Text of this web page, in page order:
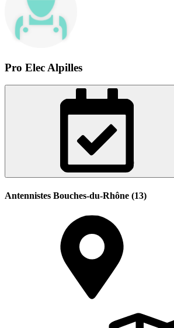
Pro Elec Alpilles
Antennistes Bouches-du-Rhône (13)